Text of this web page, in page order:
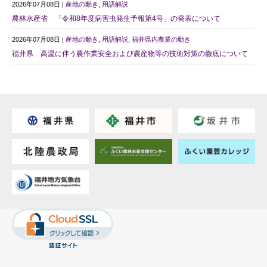
2026年07月08日 | 産地の動き 用語解説
農林水産省 「令和8年度病害虫発生予報第4号」の発表について
2026年07月08日 | 産地の動き 用語解説 福井県内農業の動き
福井県 高温に伴う農作業安全および農産物等の技術対策の徹底について